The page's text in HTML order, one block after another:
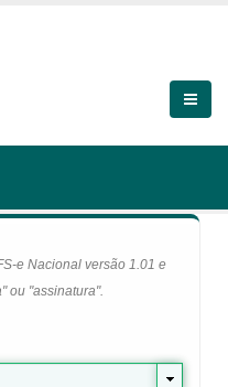
e Nacional versão 1.01 e
ou "assinatura".